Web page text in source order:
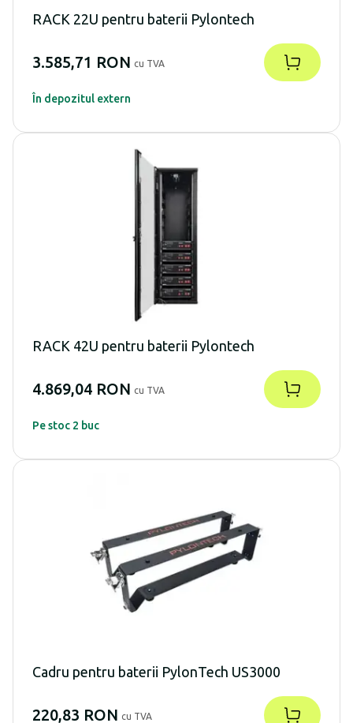
RACK 22U pentru baterii Pylontech
3.585,71 RON cu TVA
În depozitul extern
RACK 42U pentru baterii Pylontech
4.869,04 RON cu TVA
Pe stoc 2 buc
Cadru pentru baterii PylonTech US3000
220,83 RON cu TVA